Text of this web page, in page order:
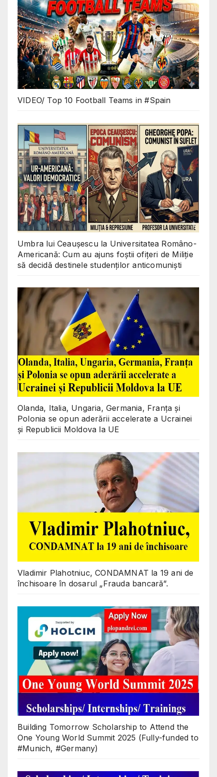
VIDEO/ Top 10 Football Teams in #Spain
Umbra lui Ceaușescu la Universitatea Româno-
Americană: Cum au ajuns foștii ofițeri de Miliție
să decidă destinele studenților anticomuniști
Olanda, Italia, Ungaria, Germania, Franța și
Polonia se opun aderării accelerate a Ucrainei
și Republicii Moldova la UE
Vladimir Plahotniuc, CONDAMNAT la 19 ani de
închisoare în dosarul „Frauda bancară”.
Building Tomorrow Scholarship to Attend the
One Young World Summit 2025 (Fully-funded to
#Munich, #Germany)